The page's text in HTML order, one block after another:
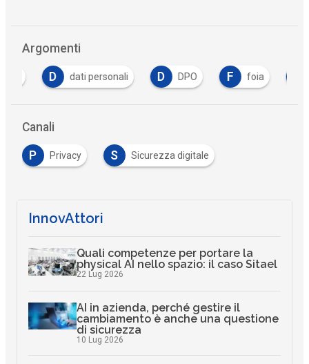
Argomenti
dati personali DPO foia
Canali
P Privacy S Sicurezza digitale
InnovAttori
Quali competenze per portare la
physical AI nello spazio: il caso Sitael
22 Lug 2026
AI in azienda, perché gestire il
cambiamento è anche una questione
di sicurezza
10 Lug 2026